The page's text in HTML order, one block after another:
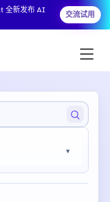
全新发布 AI
交流试用